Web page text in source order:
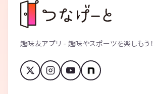
趣味友アプリ - 趣味やスポーツを楽しもう！